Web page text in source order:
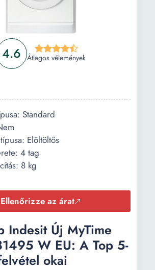
4.6 Átlagos vélemények
Standard
Elöltöltős
4 tag
8 kg
Ellenőrizze az árat
Indesit Új MyTime
W EU: A Top 5-
okai